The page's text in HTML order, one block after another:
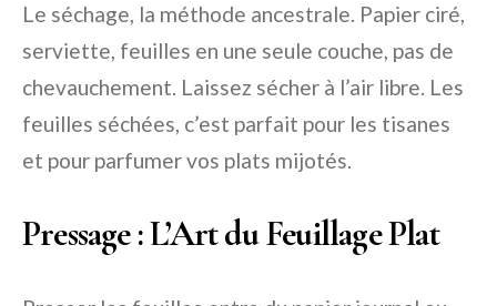
Le séchage, la méthode ancestrale. Papier ciré,
serviette, feuilles en une seule couche, pas de
chevauchement. Laissez sécher à l’air libre. Les
feuilles séchées, c’est parfait pour les tisanes
et pour parfumer vos plats mijotés.
Pressage : L’Art du Feuillage Plat